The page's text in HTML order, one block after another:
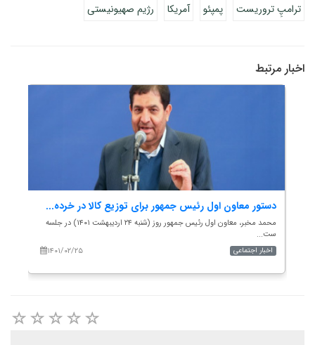
ترامپِ تروریست
پمپئو آمریکا رژیم صهیونیستی
اخبار مرتبط
دستور معاون اول رئیس جمهور برای توزیع کالا در خرده...
محمد مخبر، معاون اول رئیس جمهور روز (شنبه ۲۴ اردیبهشت ۱۴۰۱) در جلسه
ست...
۱۴۰۱/۰۲/۲۵
اخبار اجتماعی